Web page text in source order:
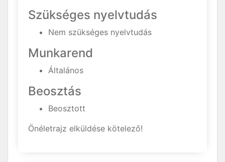
Szükséges nyelvtudás
Nem szükséges nyelvtudás
Munkarend
Általános
Beosztás
Beosztott
Önéletrajz elküldése kötelező!